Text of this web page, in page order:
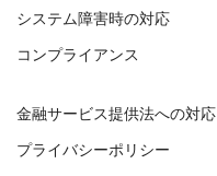
システム障害時の対応
コンプライアンス
金融サービス提供法への対応
プライバシーポリシー